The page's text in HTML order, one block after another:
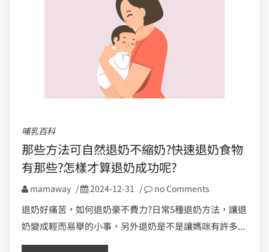
哺乳百科
那些方法可自然退奶不縮奶?快速退奶食物
有那些?怎樣才算退奶成功呢?
mamaway / 2024-12-31 / no Comments
退奶好痛苦，如何退奶豪不費力?日常5種退奶方法，讓退
奶變成輕而易舉的小事，另外退奶是不是讓媽咪有許多...